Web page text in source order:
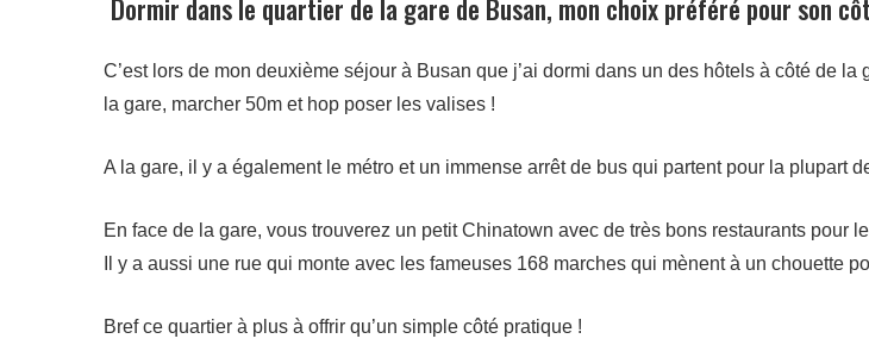
Dormir dans le quartier de la gare de Busan, mon choix préféré pour son
C’est lors de mon deuxième séjour à Busan que j’ai dormi dans un des hôtels à côté de
la gare, marcher 50m et hop poser les valises !
A la gare, il y a également le métro et un immense arrêt de bus qui partent pour la plupart
En face de la gare, vous trouverez un petit Chinatown avec de très bons restaurants
Il y a aussi une rue qui monte avec les fameuses 168 marches qui mènent à un chouette
Bref ce quartier à plus à offrir qu’un simple côté pratique !